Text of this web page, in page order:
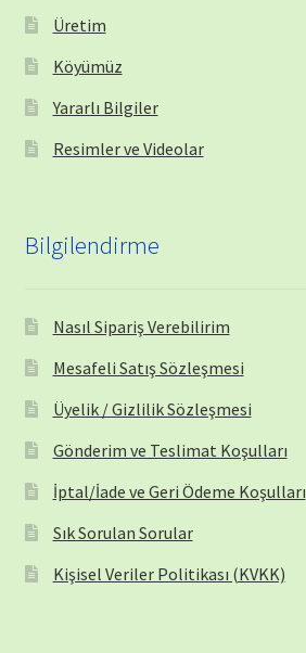
Üretim
Köyümüz
Yararlı Bilgiler
Resimler ve Videolar
Bilgilendirme
Nasıl Sipariş Verebilirim
Mesafeli Satış Sözleşmesi
Üyelik / Gizlilik Sözleşmesi
Gönderim ve Teslimat Koşulları
İptal/İade ve Geri Ödeme Koşulları
Sık Sorulan Sorular
Kişisel Veriler Politikası (KVKK)